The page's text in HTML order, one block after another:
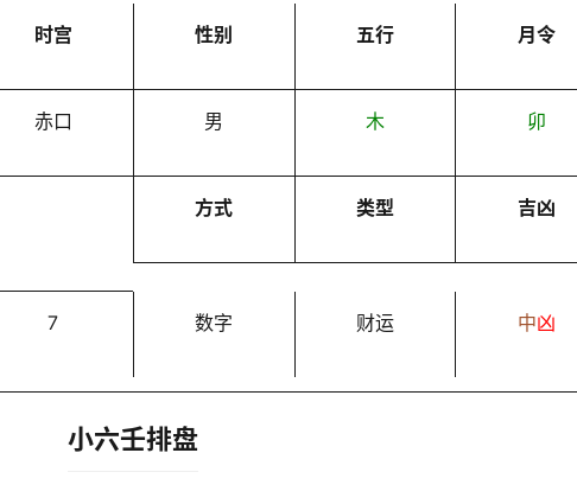
时宫 性别 五行 月令
赤口 男 木 卯
方式 类型 吉凶
7 数字 财运 中凶
小六壬排盘